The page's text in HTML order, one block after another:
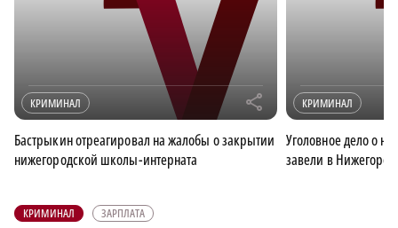
КРИМИНАЛ r
Бастрыкин отреагировал на жалобы о закрытии
нижегородской школы-интерната
КРИМИНАЛ
Уголовное дело о
завели в
КРИМИНАЛ ЗАРПЛАТА